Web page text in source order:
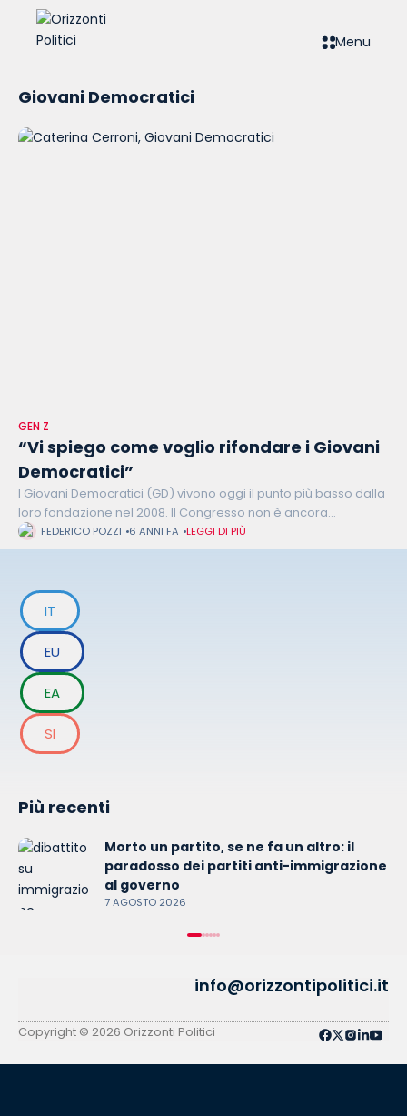
Menu
Giovani Democratici
GEN Z
“Vi spiego come voglio rifondare i Giovani
Democratici”
I Giovani Democratici (GD) vivono oggi il punto più basso dalla
loro fondazione nel 2008. Il Congresso non è ancora
ufficialmente concluso, ma tutta la fase congressuale è stata
caratterizzata
FEDERICO POZZI 6 ANNI FA LEGGI DI PIÙ
IT
EU
EA
SI
Più recenti
Morto un partito, se ne fa un altro: il
paradosso dei partiti anti-immigrazione
al governo
7 AGOSTO 2026
info@orizzontipolitici.it
Copyright © 2026 Orizzonti Politici